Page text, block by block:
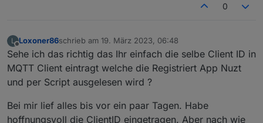
0
L
Offline
Loxoner86schrieb am 19. März 2023, 06:48
zuletzt editiert von
Sehe ich das richtig das Ihr einfach die selbe Client ID in
MQTT Client eintragt welche die Registriert App Nuzt
und per Script ausgelesen wird ?
Bei mir lief alles bis vor ein paar Tagen. Habe
hoffnungsvoll die ClientID eingetragen. Aber nach wie